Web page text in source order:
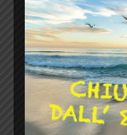
Cerca
per:
Commenti